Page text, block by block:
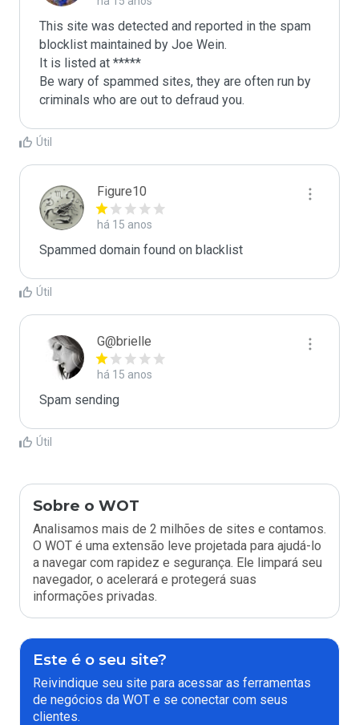
This site was detected and reported in the spam
blocklist maintained by Joe Wein.
It is listed at *****
Be wary of spammed sites, they are often run by
criminals who are out to defraud you.
Útil
Figure10
há 15 anos
Spammed domain found on blacklist
Útil
G@brielle
há 15 anos
Spam sending
Útil
Sobre o WOT
Analisamos mais de 2 milhões de sites e contamos.
O WOT é uma extensão leve projetada para ajudá-lo
a navegar com rapidez e segurança. Ele limpará seu
navegador, o acelerará e protegerá suas
informações privadas.
Este é o seu site?
Reivindique seu site para acessar as ferramentas
de negócios da WOT e se conectar com seus
clientes.